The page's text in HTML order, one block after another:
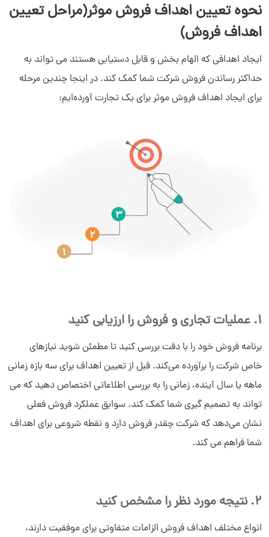
نحوه تعیین اهداف فروش موثر(مراحل تعیین
اهداف فروش)
ایجاد اهدافی که الهام بخش و قابل دستیابی هستند می تواند به
حداکثر رساندن فروش شرکت شما کمک کند. در اینجا چندین مرحله
برای ایجاد اهداف فروش موثر برای یک تجارت آورده‌ایم:
1. عملیات تجاری و فروش را ارزیابی کنید
برنامه فروش خود را با دقت بررسی کنید تا مطمئن شوید نیازهای
خاص شرکت را برآورده می‌کند. قبل از تعیین اهداف برای سه بازه زمانی
ماهه یا سال آینده، زمانی را به بررسی اطلاعاتی اختصاص دهید که می
تواند به تصمیم گیری شما کمک کند. سوابق عملکرد فروش فعلی
نشان می‌دهد که شرکت چقدر فروش دارد و نقطه شروعی برای اهداف
شما فراهم می کند.
2. نتیجه مورد نظر را مشخص کنید
انواع مختلف اهداف فروش الزامات متفاوتی برای موفقیت دارند،